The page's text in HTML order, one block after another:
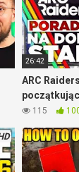
26:42
ARC
115